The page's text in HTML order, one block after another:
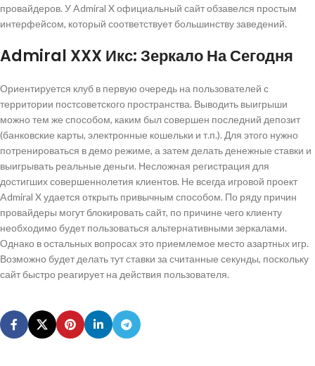
провайдеров. У Admiral X официальный сайт обзавелся простым
интерфейсом, который соответствует большинству заведений.
Admiral XXX Икс: Зеркало На Сегодня
Ориентируется клуб в первую очередь на пользователей с
территории постсоветского пространства. Выводить выигрыши
можно тем же способом, каким был совершен последний депозит
(банковские карты, электронные кошельки и т.п.). Для этого нужно
потренироваться в демо режиме, а затем делать денежные ставки и
выигрывать реальные деньги. Несложная регистрация для
достигших совершеннолетия клиентов. Не всегда игровой проект
Admiral X удается открыть привычным способом. По ряду причин
провайдеры могут блокировать сайт, по причине чего клиенту
необходимо будет пользоваться альтернативными зеркалами.
Однако в остальных вопросах это приемлемое место азартных игр.
Возможно будет делать тут ставки за считанные секунды, поскольку
сайт быстро реагирует на действия пользователя.